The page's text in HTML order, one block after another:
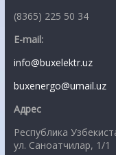
(8365) 225 50 34
E-mail:
info@buxelektr.uz
buxenergo@umail.uz
Адрес
Республика
ул. Саноатчилар, 1/1